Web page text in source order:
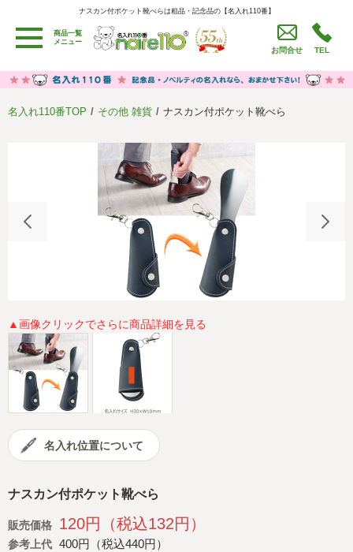
ナスカン付ポケット靴べらは粗品・記念品の【名入れ110番】
ナスカン付ポケット靴べらは粗品・記念品の【名入れ110番】
商品一覧
メニュー
お問合せ TEL
用途別カテゴリ
卒園・卒業記念品
労働組合・設立記念・周年記念
うちわ・扇子・ファン
イベント・パーティーグッズ
食品・お菓子
セール品グッズ
名入れについて
特定商取引法に基づく表記
著作権と推奨環境について プライバシーポリシー
よくある質問 採用情報
会社概要
名入れ110番TOP その他 雑貨 ナスカン付ポケット靴べら
▲画像クリックでさらに商品詳細を見る
名入れ位置について
ナスカン付ポケット靴べら
販売価格 120円（税込132円）
参考上代 400円（税込440円）